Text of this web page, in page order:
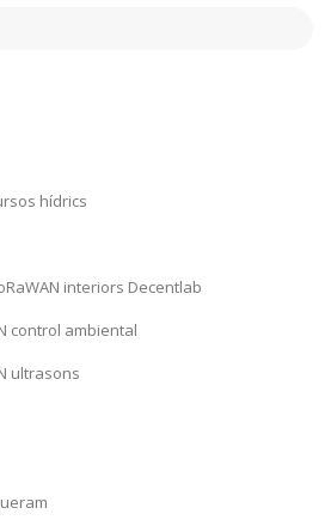
hídrics
interiors Decentlab
control ambiental
ultrasons